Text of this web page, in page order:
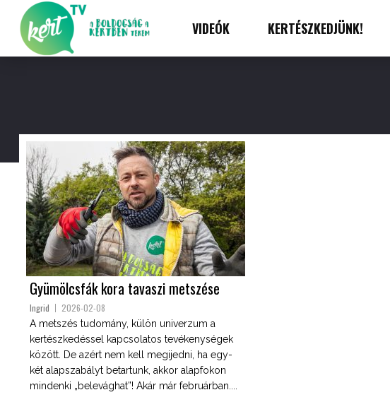
VIDEÓK KERTÉSZKEDJÜNK!
Gyümölcsfák kora tavaszi metszése
Ingrid 2026-02-08
A metszés tudomány, külön univerzum a
kertészkedéssel kapcsolatos tevékenységek
között. De azért nem kell megijedni, ha egy-
két alapszabályt betartunk, akkor alapfokon
mindenki „belevághat”! Akár már februárban....